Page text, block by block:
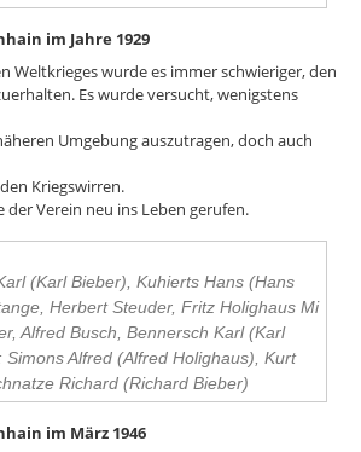
im Jahre 1929
Weltkrieges wurde es immer schwieriger, den
Es wurde versucht, wenigstens
Umgebung auszutragen, doch auch
Kriegswirren.
der Verein neu ins Leben gerufen.
(Karl Bieber), Kuhierts Hans (Hans
Herbert Steuder, Fritz Holighaus Mi
Alfred Busch, Bennersch Karl (Karl
Simons Alfred (Alfred Holighaus), Kurt
Richard (Richard Bieber)
im März 1946